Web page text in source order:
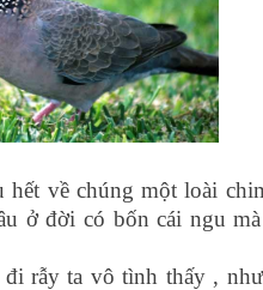
về chúng một loài
ở đời có bốn cái ngu
rẫy ta vô tình thấy ,